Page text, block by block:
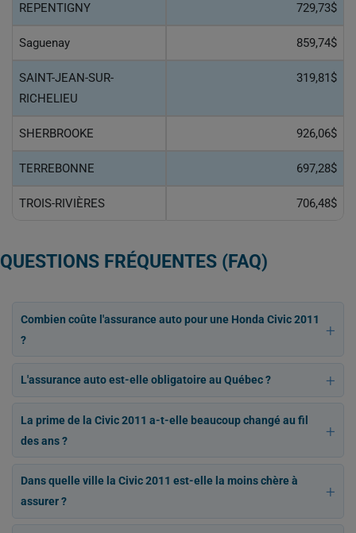
REPENTIGNY 729,73$
Saguenay 859,74$
SAINT-JEAN-SUR-
RICHELIEU
319,81$
SHERBROOKE 926,06$
TERREBONNE 697,28$
TROIS-RIVIÈRES 706,48$
QUESTIONS FRÉQUENTES (FAQ)
Combien coûte l'assurance auto pour une Honda Civic 2011
?
L'assurance auto est-elle obligatoire au Québec ?
La prime de la Civic 2011 a-t-elle beaucoup changé au fil
des ans ?
Dans quelle ville la Civic 2011 est-elle la moins chère à
assurer ?